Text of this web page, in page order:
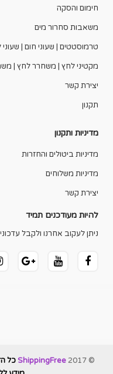
חימום והסקה
משאבות סחרור מים
טרמוסטטים | שעוני חום |
מקטיני לחץ | משחרר לחץ |
יצירת קשר
תקנון
מדיניות ותקנון
מדיניות ביטולים והחזרות
מדיניות משלוחים
יצירת קשר
להיות מעודכנים תמיד
ניתן לעקוב אחרנו ולקבל
© 2017
ShippingFreeכל